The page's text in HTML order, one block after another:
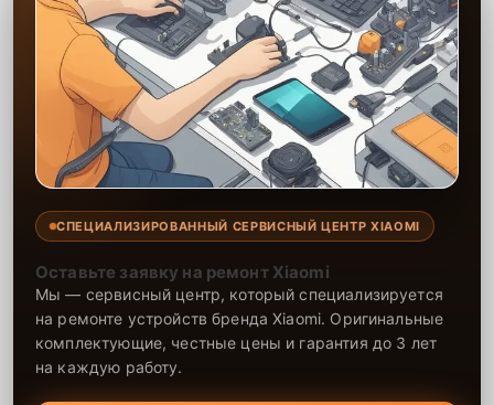
СПЕЦИАЛИЗИРОВАННЫЙ СЕРВИСНЫЙ ЦЕНТР XIAOMI
Оставьте заявку на ремонт Xiaomi
Мы — сервисный центр, который специализируется
на ремонте устройств бренда Xiaomi. Оригинальные
комплектующие, честные цены и гарантия до 3 лет
на каждую работу.